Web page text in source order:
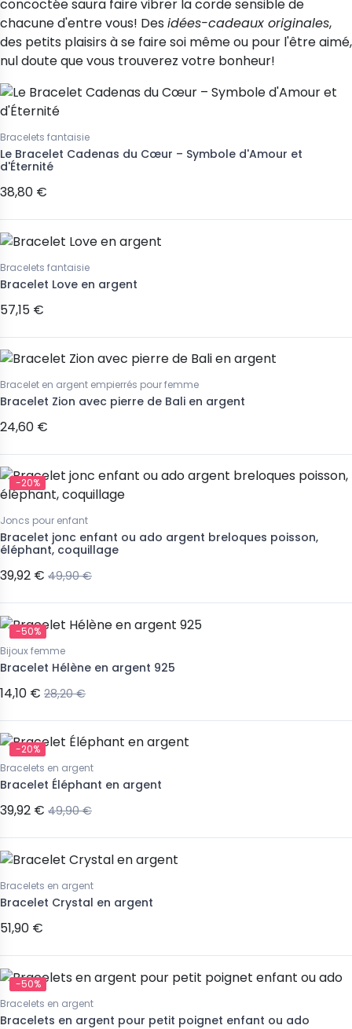
du cou"
gouttes d'argent
187,90 €
-20%
Joncs pour enfant
Jonc argent Vangovango pour
concoctée saura faire vibrer la corde sensible de
chacune d'entre vous! Des idées-cadeaux originales,
des petits plaisirs à se faire soi même ou pour l'être aimé,
nul doute que vous trouverez votre bonheur!
Bracelets fantaisie
Le Bracelet Cadenas du Cœur – Symbole d'Amour et
d'Éternité
38,80 €
Bracelets fantaisie
Bracelet Love en argent
57,15 €
Bracelet en argent empierrés pour femme
Bracelet Zion avec pierre de Bali en argent
24,60 €
-20%
Joncs pour enfant
Bracelet jonc enfant ou ado argent breloques poisson,
éléphant, coquillage
39,92 € 49,90 €
-50%
Bijoux femme
Bracelet Hélène en argent 925
14,10 € 28,20 €
-20%
Bracelets en argent
Bracelet Éléphant en argent
39,92 € 49,90 €
Bracelets en argent
Bracelet Crystal en argent
51,90 €
-50%
Bracelets en argent
Bracelets en argent pour petit poignet enfant ou ado